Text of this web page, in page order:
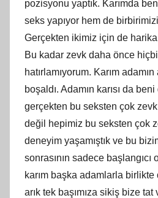
pozisyonu yaptık. Karımda
seks yapıyor hem de
Gerçekten ikimiz için de
Bu kadar zevk daha önce hiçbir
hatırlamıyorum. Karım
boşaldı. Adamın karısı da
gerçekten bu seksten çok
değil hepimiz bu seksten çok
deneyim yaşamıştık ve bu
sonrasının sadece
karım başka adamlarla birlikte
arık tek başımıza sikiş bize